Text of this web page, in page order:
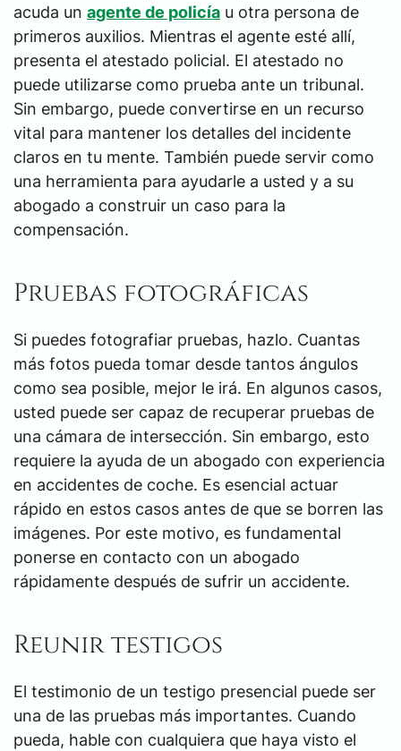
acuda un agente de policía u otra persona de
primeros auxilios. Mientras el agente esté allí,
presenta el atestado policial. El atestado no
puede utilizarse como prueba ante un tribunal.
Sin embargo, puede convertirse en un recurso
vital para mantener los detalles del incidente
claros en tu mente. También puede servir como
una herramienta para ayudarle a usted y a su
abogado a construir un caso para la
compensación.
Pruebas fotográficas
Si puedes fotografiar pruebas, hazlo. Cuantas
más fotos pueda tomar desde tantos ángulos
como sea posible, mejor le irá. En algunos casos,
usted puede ser capaz de recuperar pruebas de
una cámara de intersección. Sin embargo, esto
requiere la ayuda de un abogado con experiencia
en accidentes de coche. Es esencial actuar
rápido en estos casos antes de que se borren las
imágenes. Por este motivo, es fundamental
ponerse en contacto con un abogado
rápidamente después de sufrir un accidente.
Reunir testigos
El testimonio de un testigo presencial puede ser
una de las pruebas más importantes. Cuando
pueda, hable con cualquiera que haya visto el